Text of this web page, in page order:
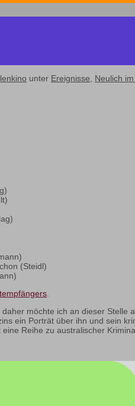
unter Ereignisse, Neulich
(Steidl)
.
möchte ich an dieser Stelle
ein Porträt über ihn und sein
Reihe zu australischer